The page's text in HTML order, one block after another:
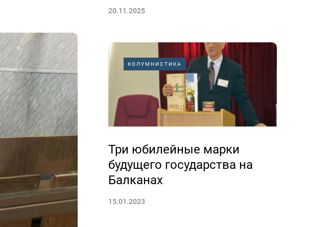
20.11.2025
КОЛУМНИСТИКА
Три юбилейные марки
будущего государства на
Балканах
15.01.2023